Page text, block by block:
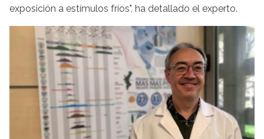
exposición a estímulos fríos", ha detallado el experto.